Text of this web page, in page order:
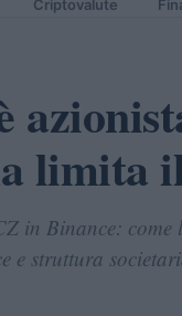
Criptovalute
limita
in Binance:
e struttura